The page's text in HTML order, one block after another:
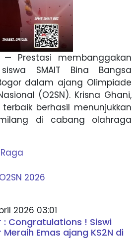
— Prestasi membanggakan
SMAIT Bina Bangsa
dalam ajang Olimpiade
(O2SN). Krisna Ghani,
berhasil menunjukkan
di cabang olahraga
2026
2026 03:01
: Congratulations ! Siswi
Meraih Emas ajang KS2N di